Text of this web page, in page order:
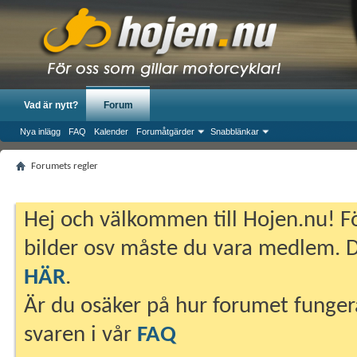
Vad är nytt? Forum
Nya inlägg FAQ Kalender Forumåtgärder Snabblänkar
Forumets regler
Hej och välkommen till Hojen.nu!
bilder osv måste du vara medlem.
HÄR.
Är du osäker på hur forumet
svaren i vår FAQ